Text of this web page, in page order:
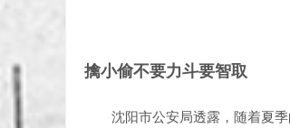
擒小偷不要力斗要智取
沈阳市公安局透露，随着夏季